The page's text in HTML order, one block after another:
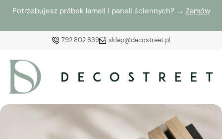
Potrzebujesz próbek lameli i paneli ściennych? → Zamów
792 802 839 sklep@decostreet.pl
Załóż konto